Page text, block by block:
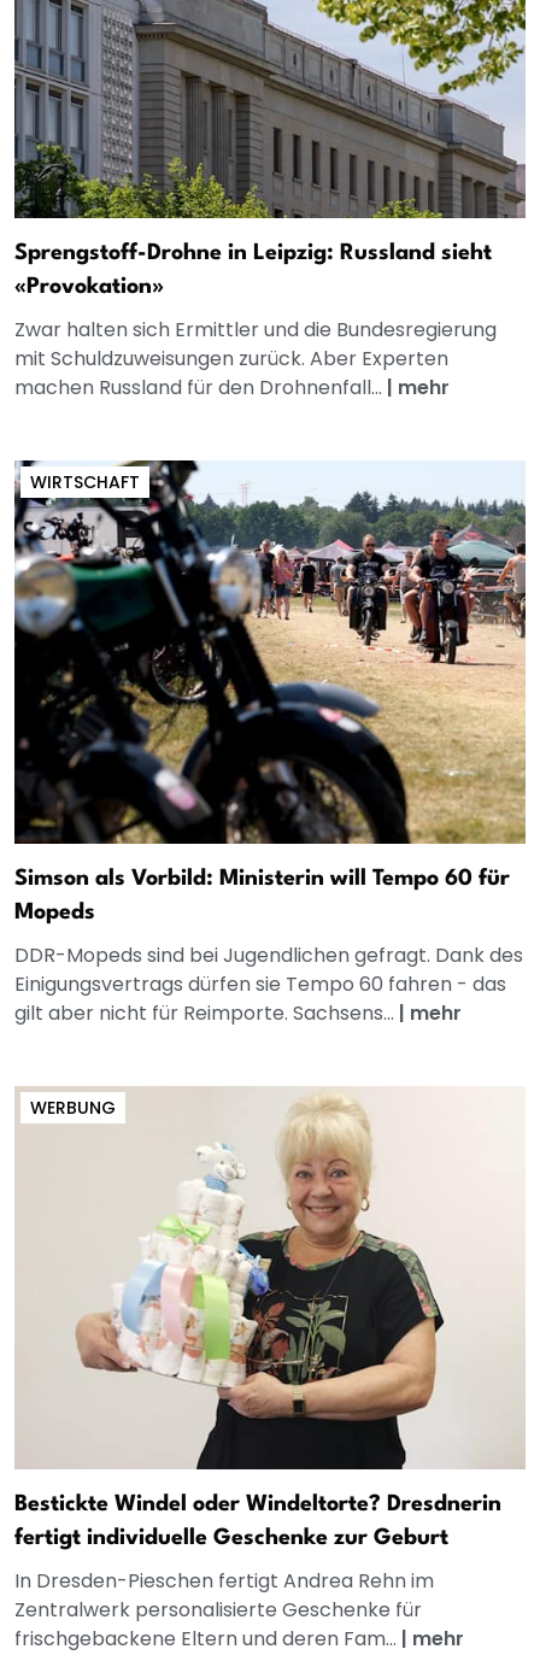
Sprengstoff-Drohne in Leipzig: Russland sieht
«Provokation»
Zwar halten sich Ermittler und die Bundesregierung
mit Schuldzuweisungen zurück. Aber Experten
machen Russland für den Drohnenfall... | mehr
WIRTSCHAFT
Simson als Vorbild: Ministerin will Tempo 60 für
Mopeds
DDR-Mopeds sind bei Jugendlichen gefragt. Dank des
Einigungsvertrags dürfen sie Tempo 60 fahren - das
gilt aber nicht für Reimporte. Sachsens... | mehr
WERBUNG
Bestickte Windel oder Windeltorte? Dresdnerin
fertigt individuelle Geschenke zur Geburt
In Dresden-Pieschen fertigt Andrea Rehn im
Zentralwerk personalisierte Geschenke für
frischgebackene Eltern und deren Fam... | mehr